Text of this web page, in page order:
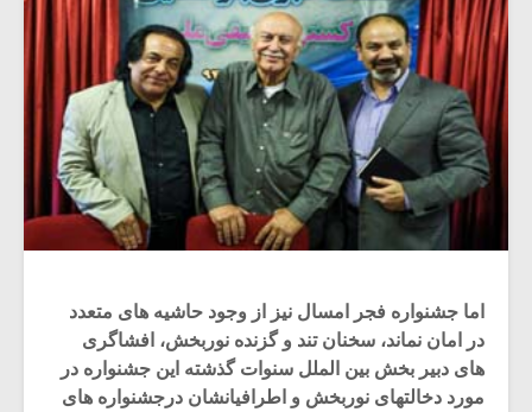
اما جشنواره فجر امسال نیز از وجود حاشیه های متعدد
در امان نماند، سخنان تند و گزنده نوربخش، افشاگری
های دبیر بخش بین الملل سنوات گذشته این جشنواره در
مورد دخالتهای نوربخش و اطرافیانشان درجشنواره های